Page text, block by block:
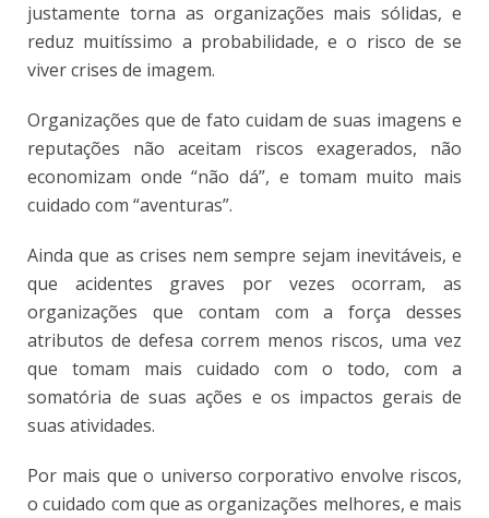
justamente torna as organizações mais sólidas, e
reduz muitíssimo a probabilidade, e o risco de se
viver crises de imagem.
Organizações que de fato cuidam de suas imagens e
reputações não aceitam riscos exagerados, não
economizam onde “não dá”, e tomam muito mais
cuidado com “aventuras”.
Ainda que as crises nem sempre sejam inevitáveis, e
que acidentes graves por vezes ocorram, as
organizações que contam com a força desses
atributos de defesa correm menos riscos, uma vez
que tomam mais cuidado com o todo, com a
somatória de suas ações e os impactos gerais de
suas atividades.
Por mais que o universo corporativo envolve riscos,
o cuidado com que as organizações melhores, e mais